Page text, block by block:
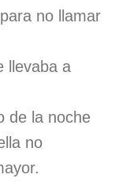
no llamar
llevaba a
de la noche
no